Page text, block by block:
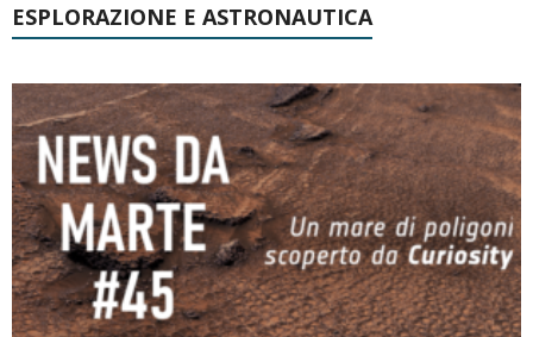
ESPLORAZIONE E ASTRONAUTICA